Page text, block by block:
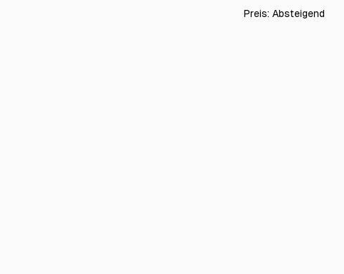
Preis: Absteigend